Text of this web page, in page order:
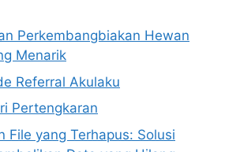
Perkembangbiakan Hewan
Menarik
Referral Akulaku
Pertengkaran
File yang Terhapus: Solusi